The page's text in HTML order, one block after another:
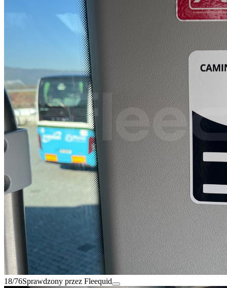
18/76Sprawdzony przez Fleequid